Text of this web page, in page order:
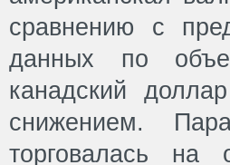
сравнению с
данных по
канадский
снижением.
торговалась на